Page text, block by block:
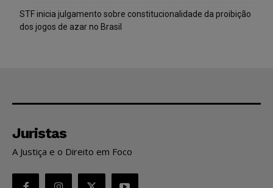
STF inicia julgamento sobre constitucionalidade da proibição
dos jogos de azar no Brasil
Juristas
A Justiça e o Direito em Foco